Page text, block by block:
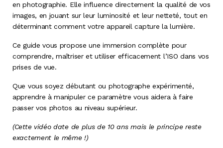
en photographie. Elle influence directement la qualité de vos
images, en jouant sur leur luminosité et leur netteté, tout en
déterminant comment votre appareil capture la lumière.
Ce guide vous propose une immersion complète pour
comprendre, maîtriser et utiliser efficacement l’ISO dans vos
prises de vue.
Que vous soyez débutant ou photographe expérimenté,
apprendre à manipuler ce paramètre vous aidera à faire
passer vos photos au niveau supérieur.
(Cette vidéo date de plus de 10 ans mais le principe reste
exactement le même !)